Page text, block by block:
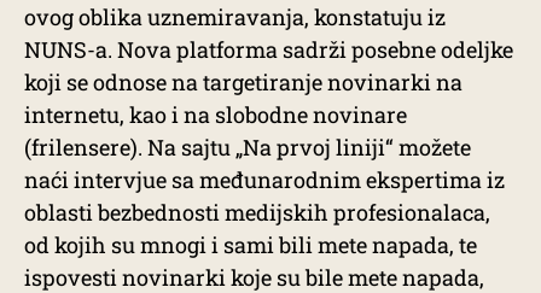
ovog oblika uznemiravanja, konstatuju iz
NUNS-a. Nova platforma sadrži posebne odeljke
koji se odnose na targetiranje novinarki na
internetu, kao i na slobodne novinare
(frilensere). Na sajtu „Na prvoj liniji“ možete
naći intervjue sa međunarodnim ekspertima iz
oblasti bezbednosti medijskih profesionalaca,
od kojih su mnogi i sami bili mete napada, te
ispovesti novinarki koje su bile mete napada,